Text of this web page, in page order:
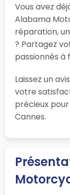
Vous avez
Alabama
réparation,
? Partagez
passionnés à
Laissez un
votre
précieux
Cannes.